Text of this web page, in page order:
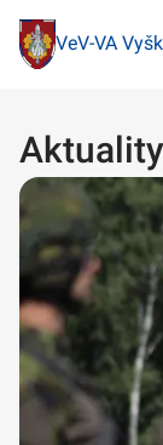
VeV-VA
Aktuality